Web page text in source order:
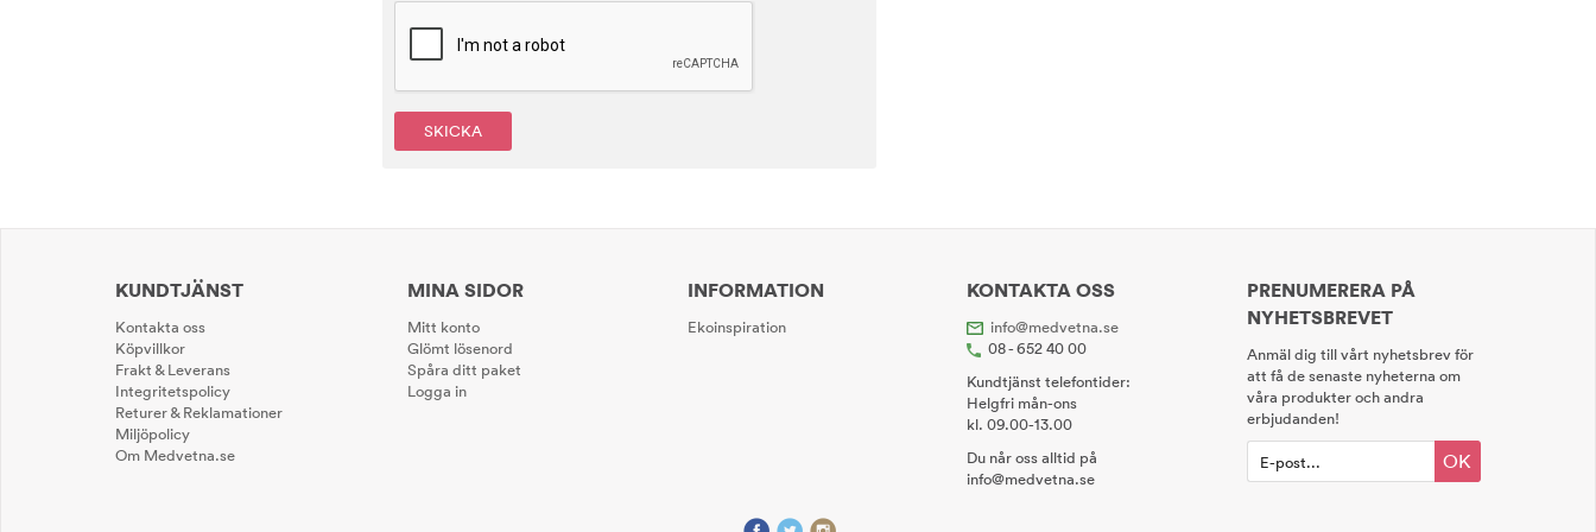
SKICKA
KUNDTJÄNST
Kontakta oss
Köpvillkor
Frakt & Leverans
Integritetspolicy
Returer & Reklamationer
Miljöpolicy
Om Medvetna.se
MINA SIDOR
Mitt konto
Glömt lösenord
Spåra ditt paket
Logga in
INFORMATION
Ekoinspiration
KONTAKTA OSS
info@medvetna.se
08 - 652 40 00
Kundtjänst telefontider:
Helgfri mån-ons
kl. 09.00-13.00
Du når oss alltid på
info@medvetna.se
PRENUMERERA PÅ
NYHETSBREVET
Anmäl dig till vårt nyhetsbrev för
att få de senaste nyheterna om
våra produkter och andra
erbjudanden!
OK